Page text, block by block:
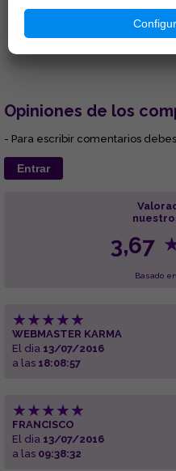
Opiniones de los
- Para escribir comentarios
Entrar
3,67
Basado
★★★★★
WEBMASTER KARMA
El dia 13/07/2016
a las 18:08:57
★★★★★
FRANCISCO
El dia 13/07/2016
a las 09:38:32